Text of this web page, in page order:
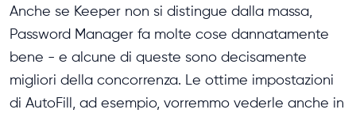
Anche se Keeper non si distingue dalla massa,
Password Manager fa molte cose dannatamente
bene - e alcune di queste sono decisamente
migliori della concorrenza. Le ottime impostazioni
di AutoFill, ad esempio, vorremmo vederle anche in